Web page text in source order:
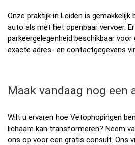
Onze praktijk in Leiden is gemakkelijk
auto als met het openbaar vervoer.
parkeergelegenheid beschikbaar voor
exacte adres- en contactgegevens
Maak vandaag nog een
Wilt u ervaren hoe Vetophopingen
lichaam kan transformeren? Neem
ons op voor een gratis consult. Ons